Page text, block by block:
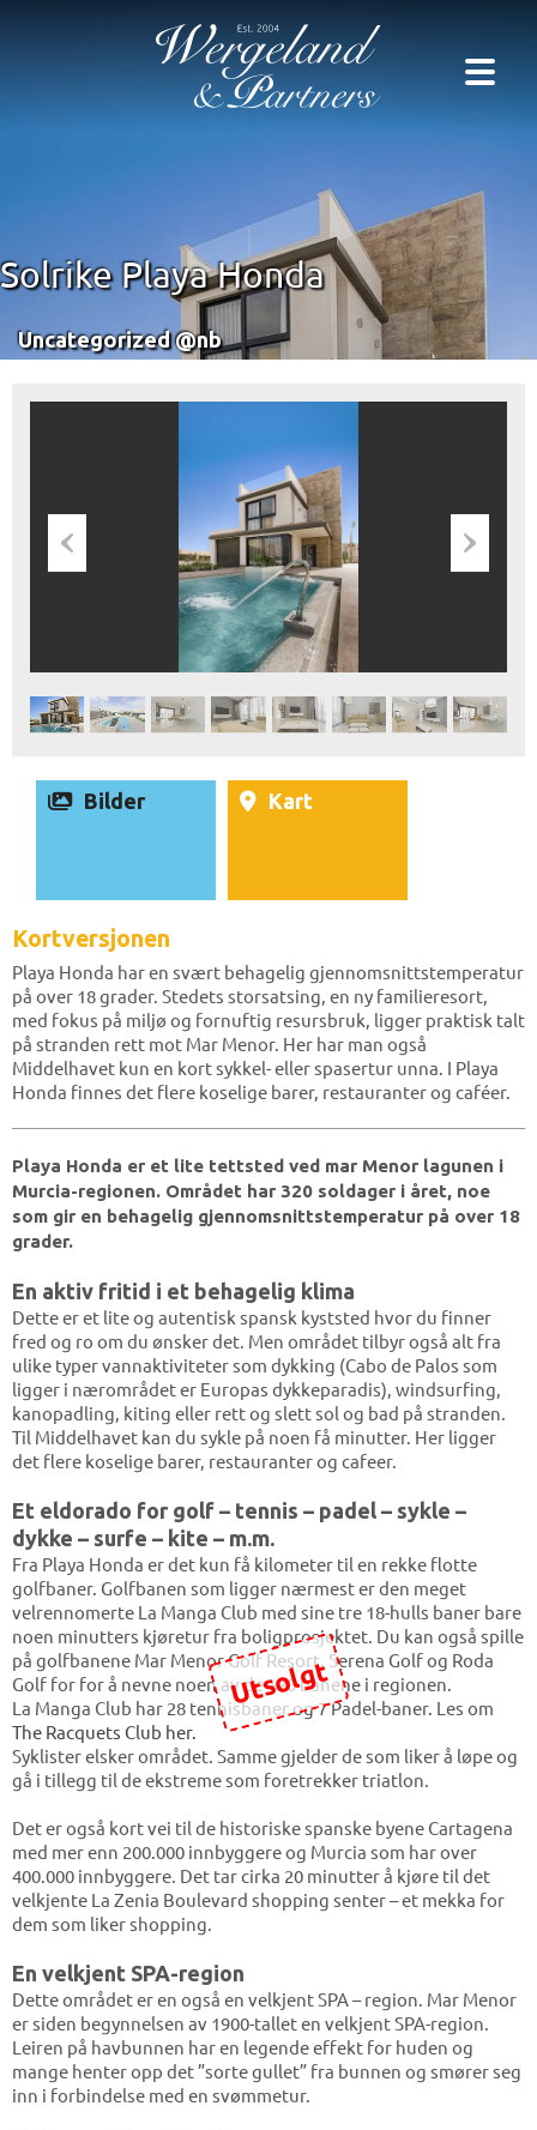
Solrike Playa Honda
Uncategorized @nb
Bilder Kart
Utsolgt
Kortversjonen
Playa Honda har en svært behagelig gjennomsnittstemperatur
på over 18 grader. Stedets storsatsing, en ny familieresort,
med fokus på miljø og fornuftig resursbruk, ligger praktisk talt
på stranden rett mot Mar Menor. Her har man også
Middelhavet kun en kort sykkel- eller spasertur unna. I Playa
Honda finnes det flere koselige barer, restauranter og caféer.
Playa Honda er et lite tettsted ved mar Menor lagunen i
Murcia-regionen. Området har 320 soldager i året, noe
som gir en behagelig gjennomsnittstemperatur på over 18
grader.
En aktiv fritid i et behagelig klima
Dette er et lite og autentisk spansk kyststed hvor du finner
fred og ro om du ønsker det. Men området tilbyr også alt fra
ulike typer vannaktiviteter som dykking (Cabo de Palos som
ligger i nærområdet er Europas dykkeparadis), windsurfing,
kanopadling, kiting eller rett og slett sol og bad på stranden.
Til Middelhavet kan du sykle på noen få minutter. Her ligger
det flere koselige barer, restauranter og cafeer.
Et eldorado for golf – tennis – padel – sykle –
dykke – surfe – kite – m.m.
Fra Playa Honda er det kun få kilometer til en rekke flotte
golfbaner. Golfbanen som ligger nærmest er den meget
velrennomerte La Manga Club med sine tre 18-hulls baner bare
noen minutters kjøretur fra boligprosjektet. Du kan også spille
på golfbanene Mar Menor Golf Resort, Serena Golf og Roda
Golf for for å nevne noen av de +20 banene i regionen.
La Manga Club har 28 tennisbaner og 7 Padel-baner. Les om
The Racquets Club her.
Syklister elsker området. Samme gjelder de som liker å løpe og
gå i tillegg til de ekstreme som foretrekker triatlon.
Det er også kort vei til de historiske spanske byene Cartagena
med mer enn 200.000 innbyggere og Murcia som har over
400.000 innbyggere. Det tar cirka 20 minutter å kjøre til det
velkjente La Zenia Boulevard shopping senter – et mekka for
dem som liker shopping.
En velkjent SPA-region
Dette området er en også en velkjent SPA – region. Mar Menor
er siden begynnelsen av 1900-tallet en velkjent SPA-region.
Leiren på havbunnen har en legende effekt for huden og
mange henter opp det ”sorte gullet” fra bunnen og smører seg
inn i forbindelse med en svømmetur.